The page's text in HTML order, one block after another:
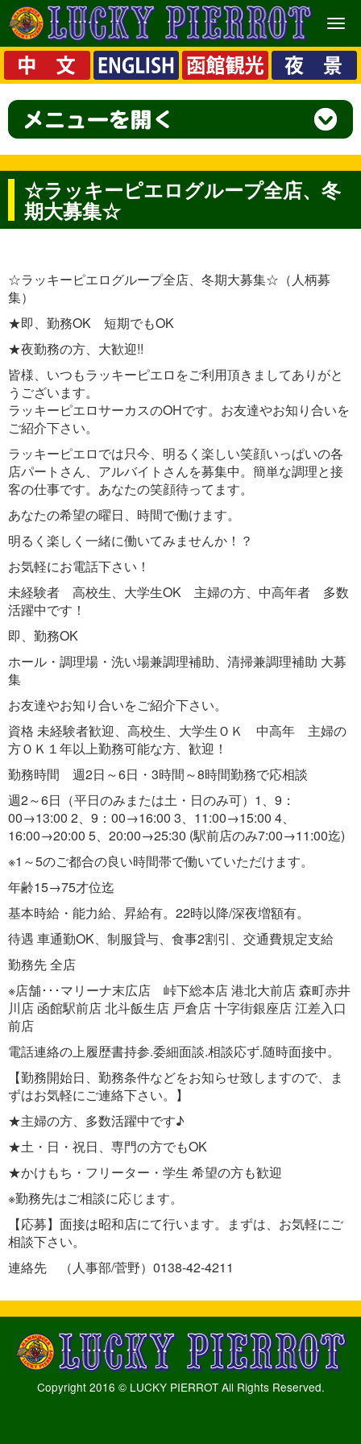
メ
ニ
ュ
ー
☆ラッキーピエログループ全店、冬
期大募集☆
☆ラッキーピエログループ全店、冬期大募集☆（人柄募
集）
★即、勤務OK 短期でもOK
★夜勤務の方、大歓迎!!
皆様、いつもラッキーピエロをご利用頂きましてありがと
うございます。
ラッキーピエロサーカスのOHです。お友達やお知り合いを
ご紹介下さい。
ラッキーピエロでは只今、明るく楽しい笑顔いっぱいの各
店パートさん、アルバイトさんを募集中。簡単な調理と接
客の仕事です。あなたの笑顔待ってます。
あなたの希望の曜日、時間で働けます。
明るく楽しく一緒に働いてみませんか！？
お気軽にお電話下さい！
未経験者 高校生、大学生OK 主婦の方、中高年者 多数
活躍中です！
即、勤務OK
ホール・調理場・洗い場兼調理補助、清掃兼調理補助 大募
集
お友達やお知り合いをご紹介下さい。
資格 未経験者歓迎、高校生、大学生ＯＫ 中高年 主婦の
方ＯＫ１年以上勤務可能な方、歓迎！
勤務時間 週2日～6日・3時間～8時間勤務で応相談
週2～6日（平日のみまたは土・日のみ可）1、9：
00→13:00 2、9：00→16:00 3、11:00→15:00 4、
16:00→20:00 5、20:00→25:30 (駅前店のみ7:00→11:00迄)
※1～5のご都合の良い時間帯で働いていただけます。
年齢15→75才位迄
基本時給・能力給、昇給有。22時以降/深夜増額有。
待遇 車通勤OK、制服貸与、食事2割引、交通費規定支給
勤務先 全店
※店舗･･･マリーナ末広店 峠下総本店 港北大前店 森町赤井
川店 函館駅前店 北斗飯生店 戸倉店 十字街銀座店 江差入口
前店
電話連絡の上履歴書持参.委細面談.相談応ず.随時面接中。
【勤務開始日、勤務条件などをお知らせ致しますので、ま
ずはお気軽にご連絡下さい。】
★主婦の方、多数活躍中です♪
★土・日・祝日、専門の方でもOK
★かけもち・フリーター・学生 希望の方も歓迎
※勤務先はご相談に応じます。
【応募】面接は昭和店にて行います。まずは、お気軽にご
相談下さい。
連絡先 （人事部/菅野）0138-42-4211
Copyright 2016 © LUCKY PIERROT All Rights Reserved.